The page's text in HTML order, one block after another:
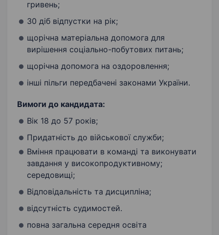
гривень;
30 діб відпустки на рік;
щорічна матеріальна допомога для
вирішення соціально-побутових питань;
щорічна допомога на оздоровлення;
інші пільги передбачені законами України.
Вимоги до кандидата:
Вік 18 до 57 років;
Придатність до військової служби;
Вміння працювати в команді та виконувати
завдання у високопродуктивному;
середовищі;
Відповідальність та дисципліна;
відсутність судимостей.
повна загальна середня освіта